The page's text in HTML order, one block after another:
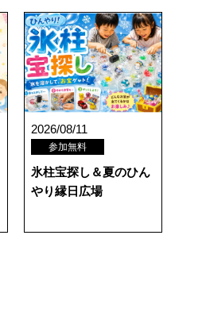
2026/08/11
参加無料
氷柱宝探し＆夏のひん
やり縁日広場